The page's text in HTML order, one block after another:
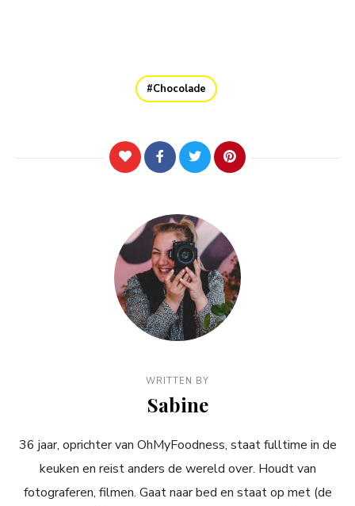
Chocolade
WRITTEN BY
Sabine
36 jaar, oprichter van OhMyFoodness, staat fulltime in de
keuken en reist anders de wereld over. Houdt van
fotograferen, filmen. Gaat naar bed en staat op met (de